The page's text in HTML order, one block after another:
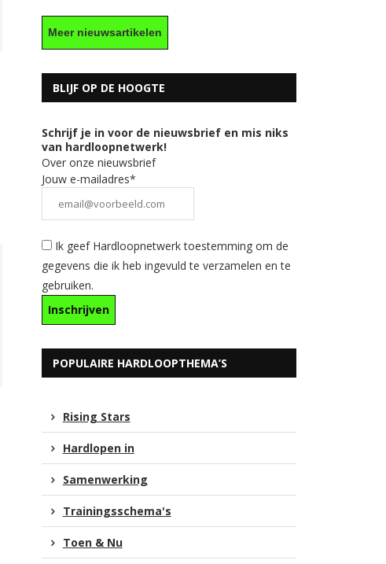
Meer nieuwsartikelen
BLIJF OP DE HOOGTE
Schrijf je in voor de nieuwsbrief en mis niks
van hardloopnetwerk!
Over onze nieuwsbrief
Jouw e-mailadres*
Ik geef Hardloopnetwerk toestemming om de
gegevens die ik heb ingevuld te verzamelen en te
gebruiken.
POPULAIRE HARDLOOPTHEMA’S
Rising Stars
Hardlopen in
Samenwerking
Trainingsschema's
Toen & Nu